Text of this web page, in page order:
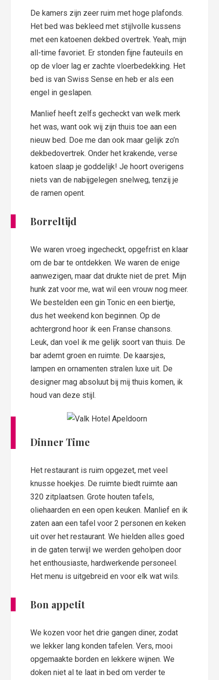
De kamers zijn zeer ruim met hoge plafonds.
Het bed was bekleed met stijlvolle kussens
met een katoenen dekbed overtrek. Yeah, mijn
all-time favoriet. Er stonden fijne fauteuils en
op de vloer lag er zachte vloerbedekking. Het
bed is van Swiss Sense en heb er als een
engel in geslapen.
Manlief heeft zelfs gecheckt van welk merk
het was, want ook wij zijn thuis toe aan een
nieuw bed. Doe me dan ook maar gelijk zo’n
dekbedovertrek. Onder het krakende, verse
katoen slaap je goddelijk! Je hoort overigens
niets van de nabijgelegen snelweg, tenzij je
de ramen opent.
Borreltijd
We waren vroeg ingecheckt, opgefrist en klaar
om de bar te ontdekken. We waren de enige
aanwezigen, maar dat drukte niet de pret. Mijn
hunk zat voor me, wat wil een vrouw nog meer.
We bestelden een gin Tonic en een biertje,
dus het weekend kon beginnen. Op de
achtergrond hoor ik een Franse chansons.
Leuk, dan voel ik me gelijk soort van thuis. De
bar ademt groen en ruimte. De kaarsjes,
lampen en ornamenten stralen luxe uit. De
designer mag absoluut bij mij thuis komen, ik
houd van deze stijl.
Dinner Time
Het restaurant is ruim opgezet, met veel
knusse hoekjes. De ruimte biedt ruimte aan
320 zitplaatsen. Grote houten tafels,
oliehaarden en een open keuken. Manlief en ik
zaten aan een tafel voor 2 personen en keken
uit over het restaurant. We hielden alles goed
in de gaten terwijl we werden geholpen door
het enthousiaste, hardwerkende personeel.
Het menu is uitgebreid en voor elk wat wils.
Bon appetit
We kozen voor het drie gangen diner, zodat
we lekker lang konden tafelen. Vers, mooi
opgemaakte borden en lekkere wijnen. We
doken niet al te laat in bed om verder te